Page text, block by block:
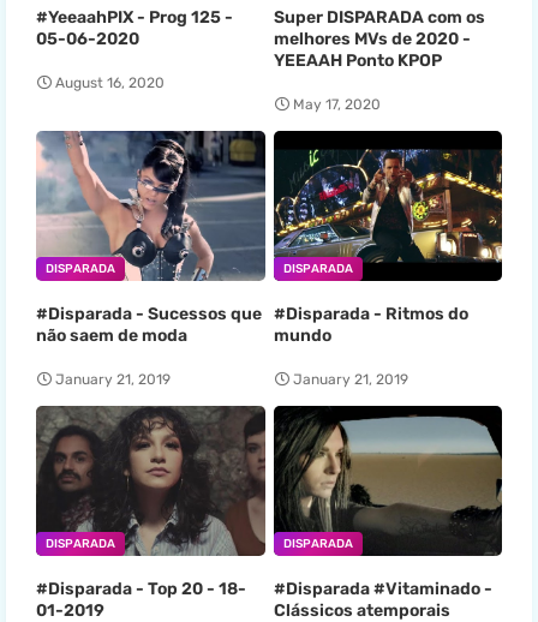
#YeeaahPIX - Prog 125 -
05-06-2020
August 16, 2020
Super DISPARADA com os
melhores MVs de 2020 -
YEEAAH Ponto KPOP
May 17, 2020
DISPARADA
#Disparada - Sucessos que
não saem de moda
January 21, 2019
DISPARADA
#Disparada - Ritmos do
mundo
January 21, 2019
DISPARADA
#Disparada - Top 20 - 18-
01-2019
DISPARADA
#Disparada #Vitaminado -
Clássicos atemporais